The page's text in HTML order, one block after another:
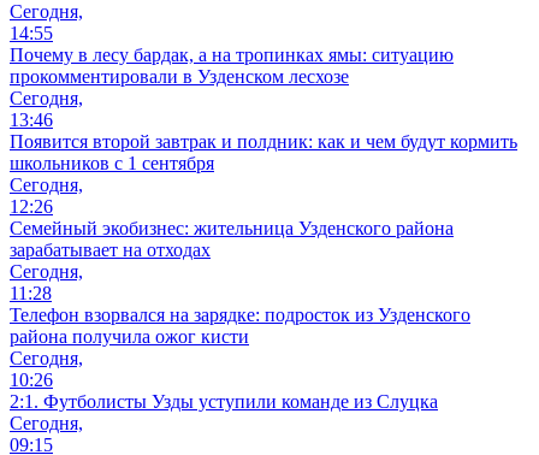
Сегодня,
14:55
Почему в лесу бардак, а на тропинках ямы: ситуацию
прокомментировали в Узденском лесхозе
Сегодня,
13:46
Появится второй завтрак и полдник: как и чем будут кормить
школьников с 1 сентября
Сегодня,
12:26
Семейный экобизнес: жительница Узденского района
зарабатывает на отходах
Сегодня,
11:28
Телефон взорвался на зарядке: подросток из Узденского
района получила ожог кисти
Сегодня,
10:26
2:1. Футболисты Узды уступили команде из Слуцка
Сегодня,
09:15